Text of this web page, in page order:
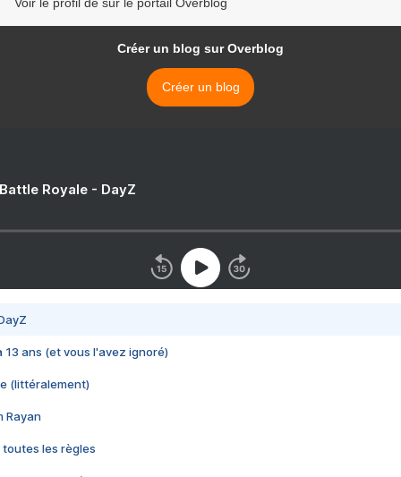
Créer un blog sur Overblog
Créer un blog
Royale - DayZ
13 ans (et vous l'avez ignoré)
(littéralement)
Rayan
toutes les règles